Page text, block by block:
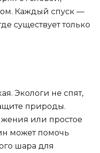
Каждый спуск —
существует только
Экологи не спят,
природы.
или простое
может помочь
шара для